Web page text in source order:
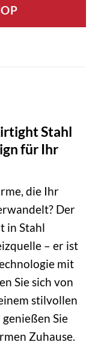
Stahl
für Ihr
die Ihr
Der
in Stahl
– er ist
mit
Sie sich von
stilvollen
Sie
Zuhause.